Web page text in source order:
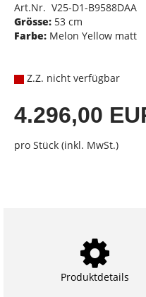
Art.Nr. V25-D1-B9588DAA
Grösse: 53 cm
Farbe: Melon Yellow matt
Z.Z. nicht verfügbar
4.296,00
pro Stück (inkl. MwSt.)
Produktdetails